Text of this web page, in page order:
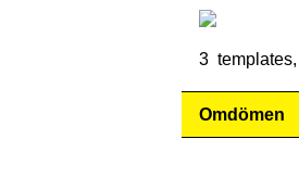
3 templates,
Omdömen